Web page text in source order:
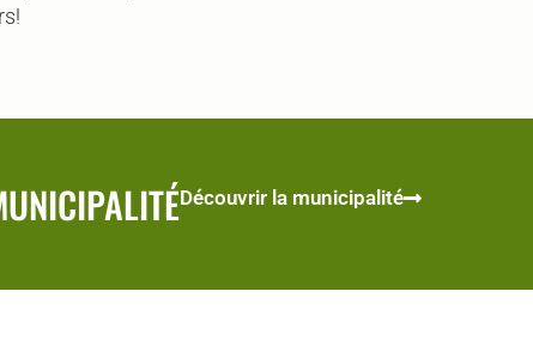
Découvrir la municipalité